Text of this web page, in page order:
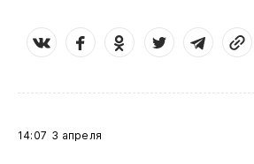
14:07 3 апреля